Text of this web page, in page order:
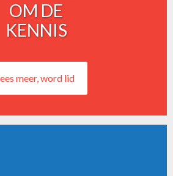
OM DE
KENNIS
meer, word lid